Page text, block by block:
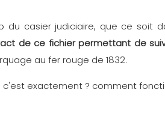
du casier judiciaire, que ce soit
de ce fichier permettant de
au fer rouge de 1832.
exactement ? comment